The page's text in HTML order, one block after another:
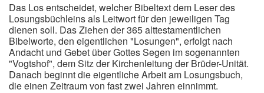
Das Los entscheidet, welcher Bibeltext dem Leser des
Losungsbüchleins als Leitwort für den jeweiligen Tag
dienen soll. Das Ziehen der 365 alttestamentlichen
Bibelworte, den eigentlichen "Losungen", erfolgt nach
Andacht und Gebet über Gottes Segen im sogenannten
"Vogtshof", dem Sitz der Kirchenleitung der Brüder-Unität.
Danach beginnt die eigentliche Arbeit am Losungsbuch,
die einen Zeitraum von fast zwei Jahren einnimmt.